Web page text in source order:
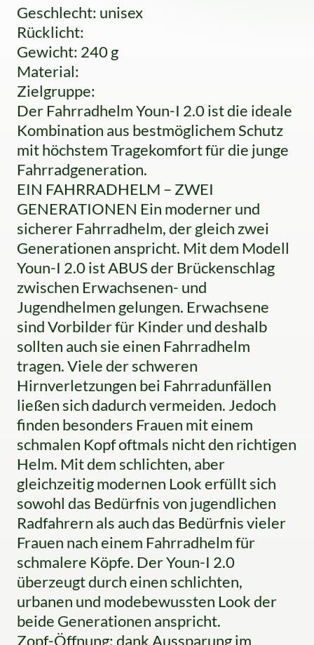
Geschlecht: unisex
Rücklicht:
Gewicht: 240 g
Material:
Zielgruppe:
Der Fahrradhelm Youn-I 2.0 ist die ideale
Kombination aus bestmöglichem Schutz
mit höchstem Tragekomfort für die junge
Fahrradgeneration.
EIN FAHRRADHELM – ZWEI
GENERATIONEN Ein moderner und
sicherer Fahrradhelm, der gleich zwei
Generationen anspricht. Mit dem Modell
Youn-I 2.0 ist ABUS der Brückenschlag
zwischen Erwachsenen- und
Jugendhelmen gelungen. Erwachsene
sind Vorbilder für Kinder und deshalb
sollten auch sie einen Fahrradhelm
tragen. Viele der schweren
Hirnverletzungen bei Fahrradunfällen
ließen sich dadurch vermeiden. Jedoch
finden besonders Frauen mit einem
schmalen Kopf oftmals nicht den richtigen
Helm. Mit dem schlichten, aber
gleichzeitig modernen Look erfüllt sich
sowohl das Bedürfnis von jugendlichen
Radfahrern als auch das Bedürfnis vieler
Frauen nach einem Fahrradhelm für
schmalere Köpfe. Der Youn-I 2.0
überzeugt durch einen schlichten,
urbanen und modebewussten Look der
beide Generationen anspricht.
Zopf-Öffnung: dank Aussparung im